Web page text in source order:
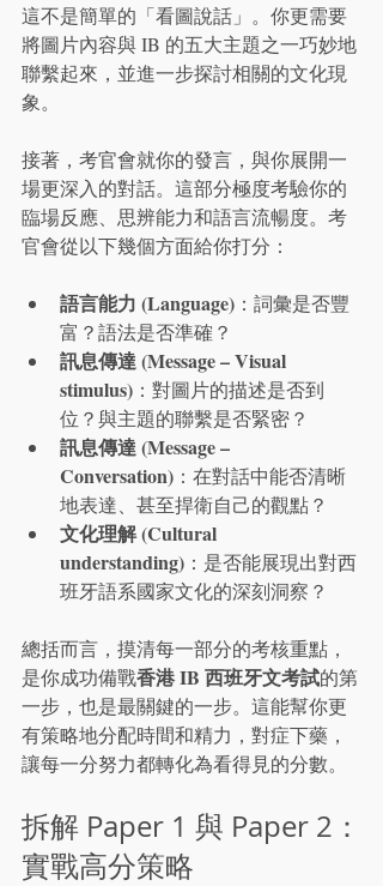
這不是簡單的「看圖說話」。你更需要
將圖片內容與 IB 的五大主題之一巧妙地
聯繫起來，並進一步探討相關的文化現
象。
接著，考官會就你的發言，與你展開一
場更深入的對話。這部分極度考驗你的
臨場反應、思辨能力和語言流暢度。考
官會從以下幾個方面給你打分：
語言能力 (Language) ：詞彙是否豐
富？語法是否準確？
訊息傳達 (Message – Visual
stimulus) ：對圖片的描述是否到
位？與主題的聯繫是否緊密？
訊息傳達 (Message –
Conversation) ：在對話中能否清晰
地表達、甚至捍衛自己的觀點？
文化理解 (Cultural
understanding) ：是否能展現出對西
班牙語系國家文化的深刻洞察？
總括而言，摸清每一部分的考核重點，
是你成功備戰香港 IB 西班牙文考試的第
一步，也是最關鍵的一步。這能幫你更
有策略地分配時間和精力，對症下藥，
讓每一分努力都轉化為看得見的分數。
拆解 Paper 1 與 Paper 2：
實戰高分策略